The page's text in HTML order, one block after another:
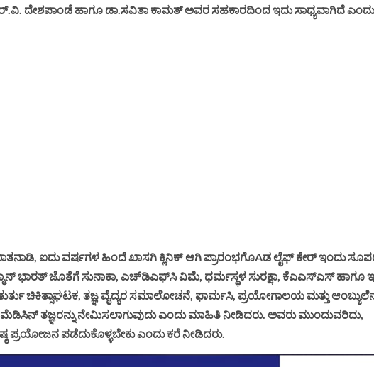
ದೇಶಪಾಂಡೆ ಹಾಗೂ ಡಾ.ಸವಿತಾ ಕಾಮತ್ ಅವರ ಸಹಕಾರದಿಂದ ಇದು ಸಾಧ್ಯವಾಗಿದೆ ಎಂದು
ಐದು ವರ್ಷಗಳ ಹಿಂದೆ ಖಾಸಗಿ ಕ್ಲಿನಿಕ್ ಆಗಿ ಪ್ರಾರಂಭಗೊAಡ ಲೈಫ್ ಕೇರ್ ಇಂದು
ಭಾರತ್ ಜೊತೆಗೆ ಸುನಾಕಾ, ಎಚ್‌ಡಿಎಫ್‌ಸಿ ವಿಮೆ, ಧರ್ಮಸ್ಥಳ ಸುರಕ್ಷಾ, ಕೆಎಎಸ್‌ಎಸ್ ಹಾಗೂ
ಚಿಕಿತ್ಸಾಘಟಕ, ತಜ್ಞ ವೈದ್ಯರ ಸಮಾಲೋಚನೆ, ಫಾರ್ಮಸಿ, ಪ್ರಯೋಗಾಲಯ ಮತ್ತು
ತಜ್ಞರನ್ನು ನೇಮಿಸಲಾಗುವುದು ಎಂದು ಮಾಹಿತಿ ನೀಡಿದರು. ಅವರು ಮುಂದುವರಿದು,
ಪಡೆದುಕೊಳ್ಳಬೇಕು ಎಂದು ಕರೆ ನೀಡಿದರು.